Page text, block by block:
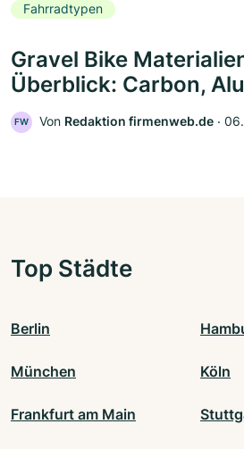
Fahrradtypen
Gravel Bike
Überblick: Carbon,
FW Von Redaktion firmenweb.de ‧
Top Städte
Berlin
München Köln
Frankfurt am Main